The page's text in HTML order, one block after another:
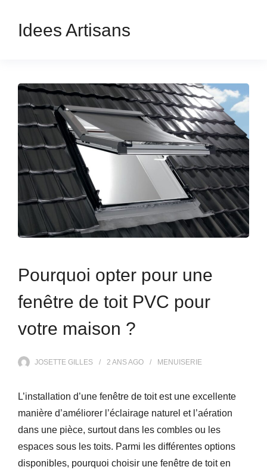
Idees Artisans
Pourquoi opter pour une
fenêtre de toit PVC pour
votre maison ?
JOSETTE GILLES 2 ANSAGO MENUISERIE
L’installation d’une fenêtre de toit est une excellente
manière d’améliorer l’éclairage naturel et l’aération
dans une pièce, surtout dans les combles ou les
espaces sous les toits. Parmi les différentes options
disponibles, pourquoi choisir une fenêtre de toit en